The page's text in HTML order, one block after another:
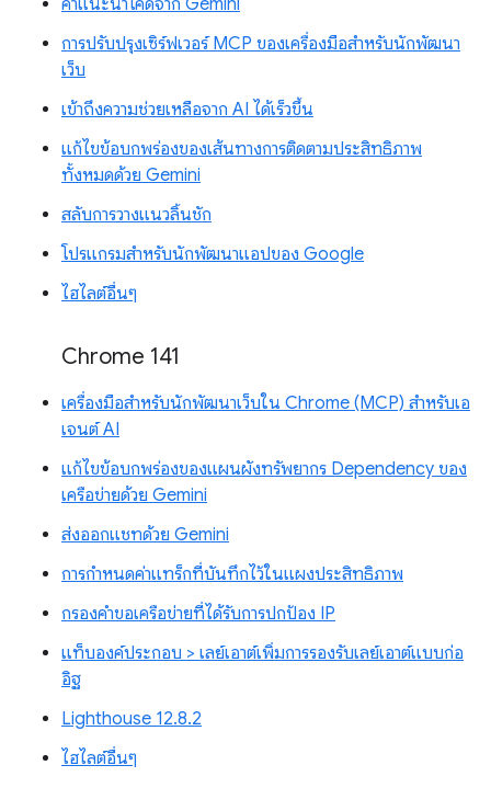
คำแนะนำโค้ดจาก Gemini
การปรับปรุงเซิร์ฟเวอร์ MCP ของเครื่องมือสำหรับนักพัฒนา
เว็บ
เข้าถึงความช่วยเหลือจาก AI ได้เร็วขึ้น
แก้ไขข้อบกพร่องของเส้นทางการติดตามประสิทธิภาพ
ทั้งหมดด้วย Gemini
สลับการวางแนวลิ้นชัก
โปรแกรมสำหรับนักพัฒนาแอปของ Google
ไฮไลต์อื่นๆ
Chrome 141
เครื่องมือสำหรับนักพัฒนาเว็บใน Chrome (MCP) สำหรับเอ
เจนต์ AI
แก้ไขข้อบกพร่องของแผนผังทรัพยากร Dependency ของ
เครือข่ายด้วย Gemini
ส่งออกแชทด้วย Gemini
การกำหนดค่าแทร็กที่บันทึกไว้ในแผงประสิทธิภาพ
กรองคำขอเครือข่ายที่ได้รับการปกป้อง IP
แท็บองค์ประกอบ > เลย์เอาต์เพิ่มการรองรับเลย์เอาต์แบบก่อ
อิฐ
Lighthouse 12.8.2
ไฮไลต์อื่นๆ